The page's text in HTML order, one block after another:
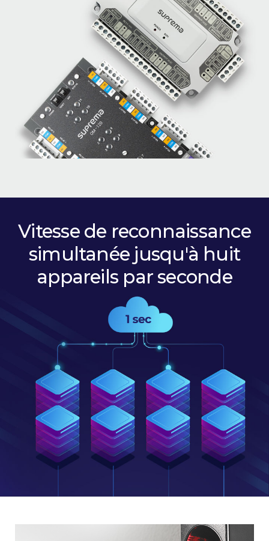
Vitesse de reconnaissance
simultanée jusqu'à huit
appareils par seconde